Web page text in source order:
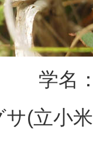
学名
サ(立小